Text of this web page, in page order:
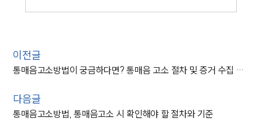
이전글
통매음고소방법이 궁금하다면? 통매음 고소 절차 및 증거 수집 가이드
다음글
통매음고소방법, 통매음고소 시 확인해야 할 절차와 기준